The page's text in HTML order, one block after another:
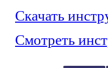
Скачать
Смотреть